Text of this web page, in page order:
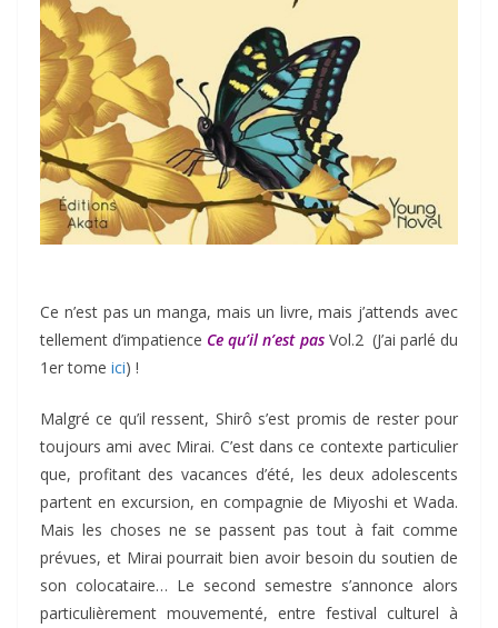
Ce n’est pas un manga, mais un livre, mais j’attends avec
tellement d’impatience Ce qu’il n’est pasVol.2 (J’ai parlé du
1er tome ici) !
Malgré ce qu’il ressent, Shirô s’est promis de rester pour
toujours ami avec Mirai. C’est dans ce contexte particulier
que, profitant des vacances d’été, les deux adolescents
partent en excursion, en compagnie de Miyoshi et Wada.
Mais les choses ne se passent pas tout à fait comme
prévues, et Mirai pourrait bien avoir besoin du soutien de
son colocataire… Le second semestre s’annonce alors
particulièrement mouvementé, entre festival culturel à